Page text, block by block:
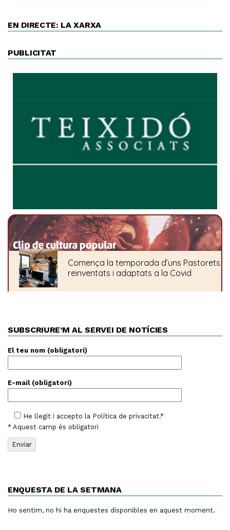
EN DIRECTE: LA XARXA
PUBLICITAT
SUBSCRIURE’M AL SERVEI DE NOTÍCIES
El teu nom (obligatori)
E-mail (obligatori)
He llegit i accepto la Política de privacitat.*
* Aquest camp és obligatori
ENQUESTA DE LA SETMANA
Ho sentim, no hi ha enquestes disponibles en aquest moment.